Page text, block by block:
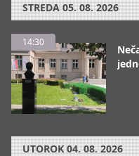
STREDA 05. 08. 2026
14:30
UTOROK 04. 08. 2026